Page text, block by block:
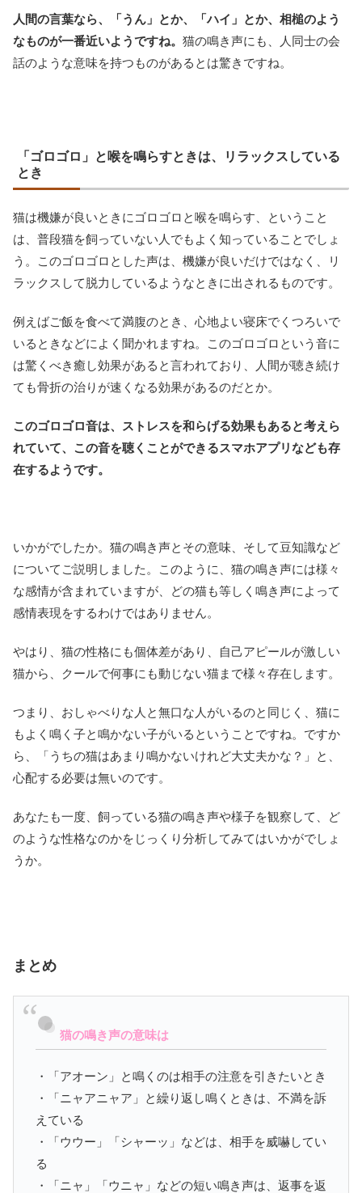
人間の言葉なら、「うん」とか、「ハイ」とか、相槌のよう
なものが一番近いようですね。 猫の鳴き声にも、人同士の会
話のような意味を持つものがあるとは驚きですね。
「ゴロゴロ」と喉を鳴らすときは、リラックスしている
とき
猫は機嫌が良いときにゴロゴロと喉を鳴らす、ということ
は、普段猫を飼っていない人でもよく知っていることでしょ
う。このゴロゴロとした声は、機嫌が良いだけではなく、リ
ラックスして脱力しているようなときに出されるものです。
例えばご飯を食べて満腹のとき、心地よい寝床でくつろいで
いるときなどによく聞かれますね。このゴロゴロという音に
は驚くべき癒し効果があると言われており、人間が聴き続け
ても骨折の治りが速くなる効果があるのだとか。
このゴロゴロ音は、ストレスを和らげる効果もあると考えら
れていて、この音を聴くことができるスマホアプリなども存
在するようです。
いかがでしたか。猫の鳴き声とその意味、そして豆知識など
についてご説明しました。このように、猫の鳴き声には様々
な感情が含まれていますが、どの猫も等しく鳴き声によって
感情表現をするわけではありません。
やはり、猫の性格にも個体差があり、自己アピールが激しい
猫から、クールで何事にも動じない猫まで様々存在します。
つまり、おしゃべりな人と無口な人がいるのと同じく、猫に
もよく鳴く子と鳴かない子がいるということですね。ですか
ら、「うちの猫はあまり鳴かないけれど大丈夫かな？」と、
心配する必要は無いのです。
あなたも一度、飼っている猫の鳴き声や様子を観察して、ど
のような性格なのかをじっくり分析してみてはいかがでしょ
うか。
まとめ
猫の鳴き声の意味は
・「アオーン」と鳴くのは相手の注意を引きたいとき
・「ニャアニャア」と繰り返し鳴くときは、不満を訴
えている
・「ウウー」「シャーッ」などは、相手を威嚇してい
る
・「ニャ」「ウニャ」などの短い鳴き声は、返事を返